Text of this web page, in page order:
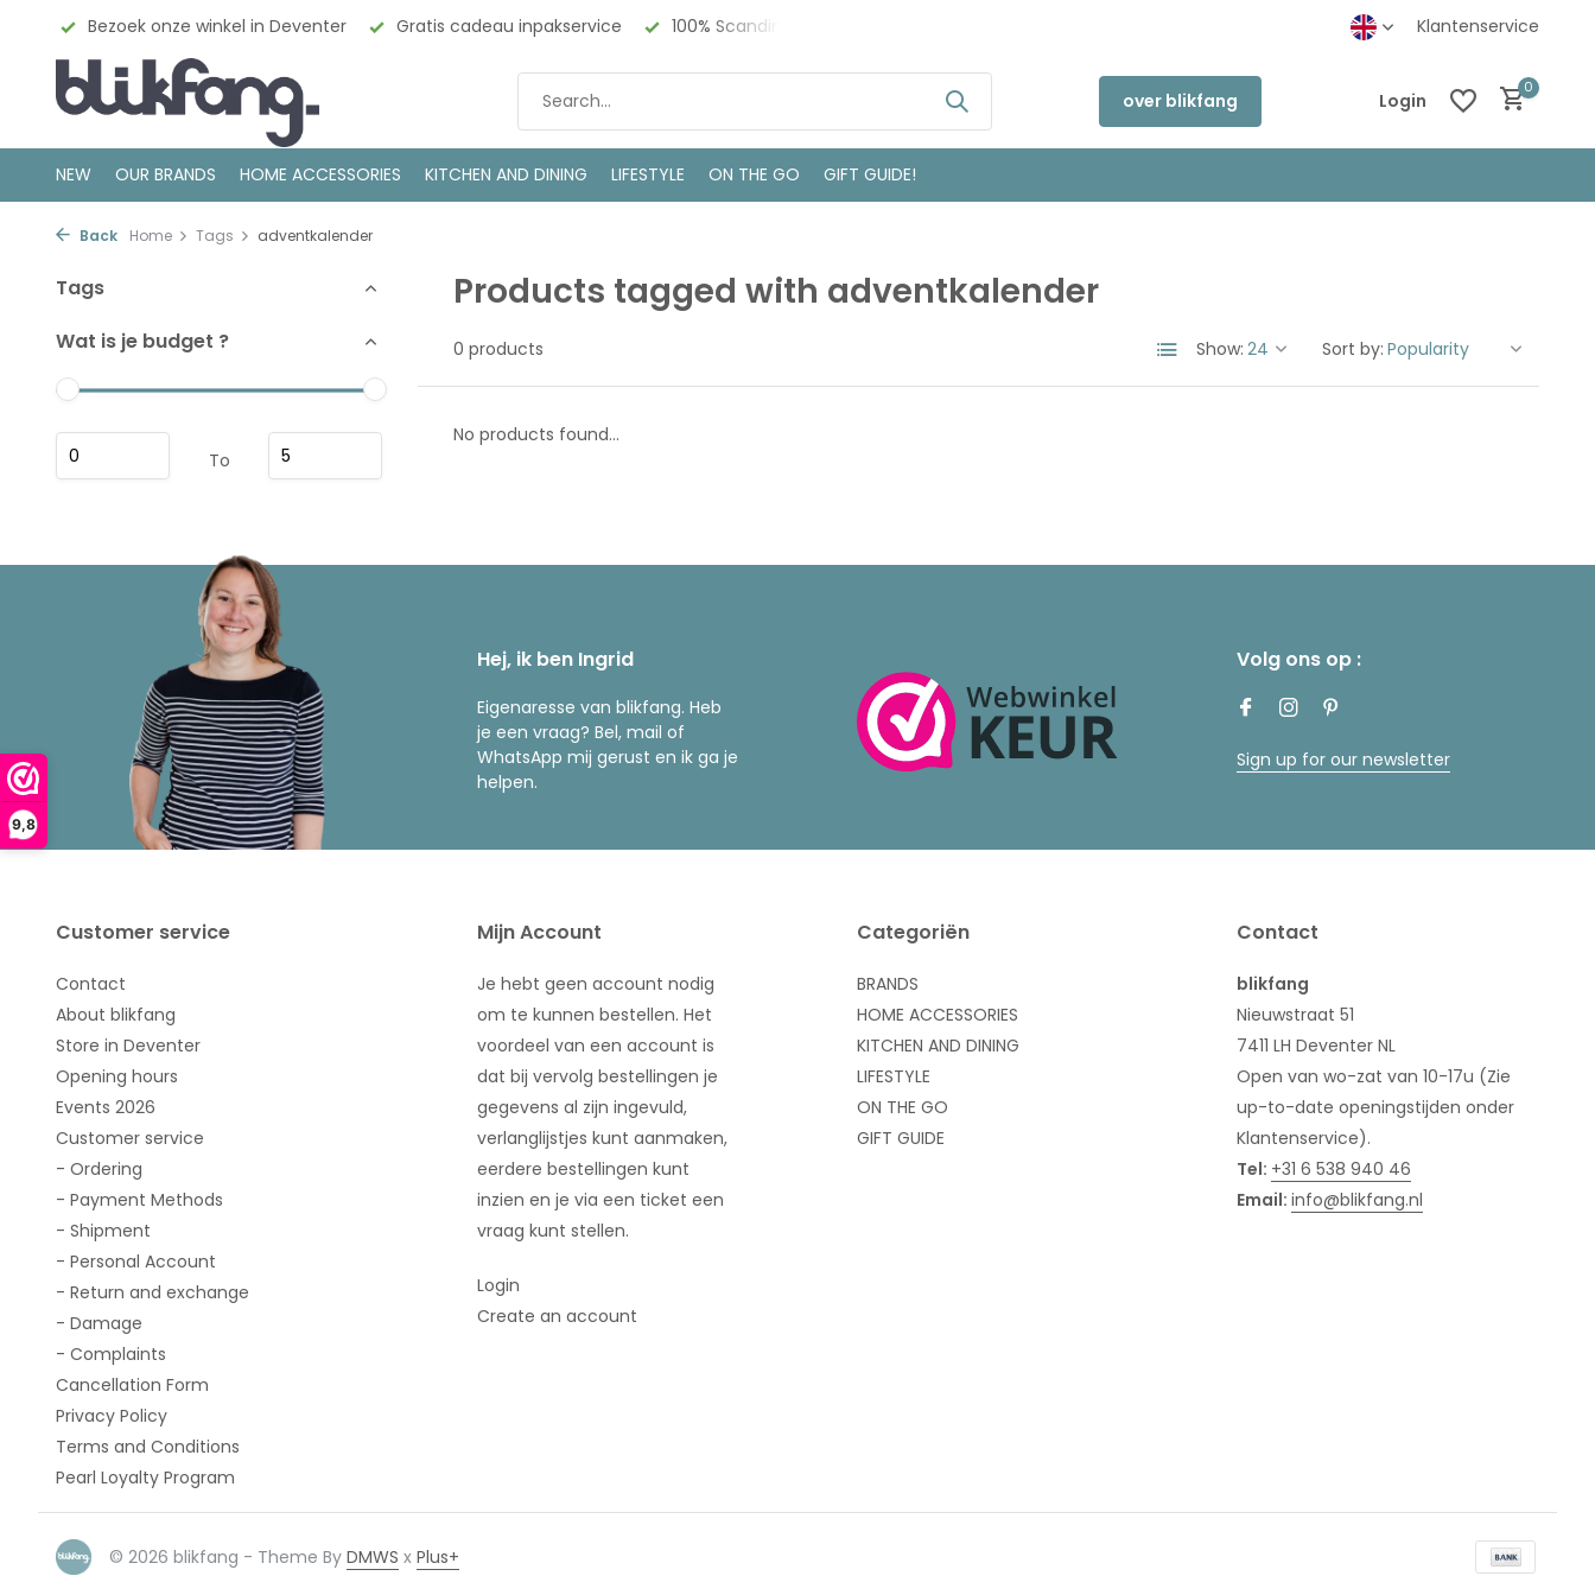
9,8
Bezoek onze winkel in Deventer Gratis cadeau inpakservice 100% Scandinavisch Design Klantenservice
over blikfang Login
0
NEW OUR BRANDS HOME ACCESSORIES KITCHEN AND DINING LIFESTYLE ON THE GO GIFT GUIDE!
Back Home Tags adventkalender
Tags
Wat is je budget ?
To
Products tagged with adventkalender
0 products Show: Sort by:
No products found...
Hej, ik ben Ingrid
Eigenaresse van blikfang. Heb
je een vraag? Bel, mail of
WhatsApp mij gerust en ik ga je
helpen.
Volg ons op :
Sign up for our newsletter
Customer service
Contact
About blikfang
Store in Deventer
Opening hours
Events 2026
Customer service
- Ordering
- Payment Methods
- Shipment
- Personal Account
- Return and exchange
- Damage
- Complaints
Cancellation Form
Privacy Policy
Terms and Conditions
Pearl Loyalty Program
Mijn Account
Je hebt geen account nodig
om te kunnen bestellen. Het
voordeel van een account is
dat bij vervolg bestellingen je
gegevens al zijn ingevuld,
verlanglijstjes kunt aanmaken,
eerdere bestellingen kunt
inzien en je via een ticket een
vraag kunt stellen.
Login
Create an account
Categoriën
BRANDS
HOME ACCESSORIES
KITCHEN AND DINING
LIFESTYLE
ON THE GO
GIFT GUIDE
Contact
blikfang
Nieuwstraat 51
7411 LH Deventer NL
Open van wo-zat van 10-17u (Zie
up-to-date openingstijden onder
Klantenservice).
Tel: +31 6 538 940 46
Email: info@blikfang.nl
© 2026 blikfang - Theme By DMWS x Plus+